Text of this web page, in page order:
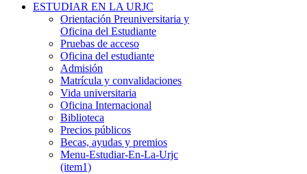
ESTUDIAR EN LA URJC
Orientación Preuniversitaria y
Oficina del Estudiante
Pruebas de acceso
Oficina del estudiante
Admisión
Matrícula y convalidaciones
Vida universitaria
Oficina Internacional
Biblioteca
Precios públicos
Becas, ayudas y premios
Menu-Estudiar-En-La-Urjc
(item1)